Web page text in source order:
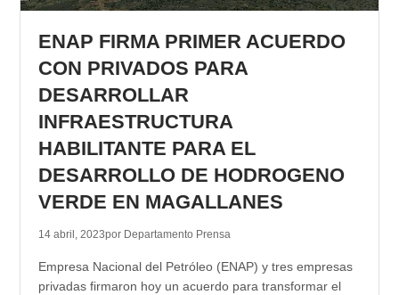
ENAP FIRMA PRIMER ACUERDO
CON PRIVADOS PARA
DESARROLLAR
INFRAESTRUCTURA
HABILITANTE PARA EL
DESARROLLO DE HODROGENO
VERDE EN MAGALLANES
14 abril, 2023por Departamento Prensa
Empresa Nacional del Petróleo (ENAP) y tres empresas
privadas firmaron hoy un acuerdo para transformar el